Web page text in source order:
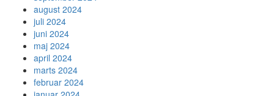
august 2024
juli 2024
juni 2024
maj 2024
april 2024
marts 2024
februar 2024